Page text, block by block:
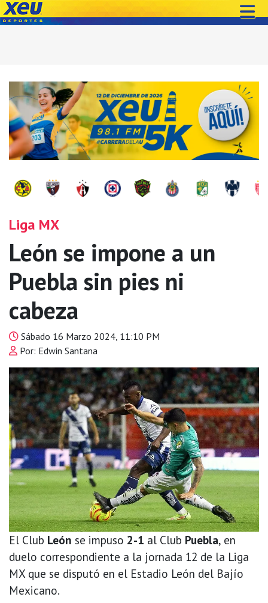
Liga MX
León se impone a un
Puebla sin pies ni
cabeza
Sábado 16 Marzo 2024, 11:10 PM
Por: Edwin Santana
El Club León se impuso 2-1 al Club Puebla, en
duelo correspondiente a la jornada 12 de la Liga
MX que se disputó en el Estadio León del Bajío
Mexicano.